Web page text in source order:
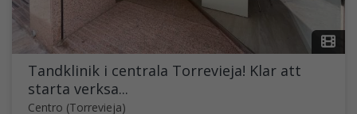
Tandklinik i centrala Torrevieja! Klar att
starta verksa...
Centro (Torrevieja)